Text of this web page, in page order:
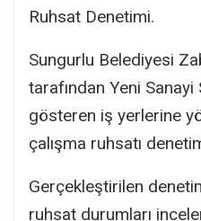
Ruhsat Denetimi.
Sungurlu Belediyesi
tarafından Yeni Sanayi
gösteren iş yerlerine
çalışma ruhsatı
Gerçekleştirilen
ruhsat durumları